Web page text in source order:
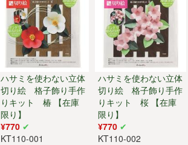
ハサミを使わない立体
切り絵 格子飾り手作
りキット 椿 【在庫
限り】
¥770
KT110-001
ハサミを使わない立体
切り絵 格子飾り手作
りキット 桜 【在庫
限り】
¥770
KT110-002